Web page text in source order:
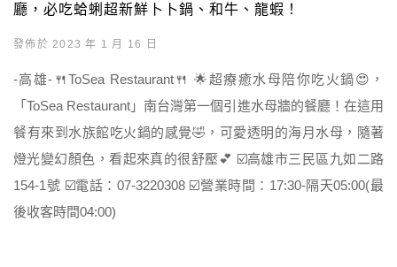
廳，必吃蛤蜊超新鮮卜卜鍋、和牛、龍蝦！
發佈於 2023 年 1 月 16 日
-高雄-🍴ToSea Restaurant🍴 🌟超療癒水母陪你吃火鍋😍，
「ToSea Restaurant」南台灣第一個引進水母牆的餐廳！在這用
餐有來到水族館吃火鍋的感覺🤣，可愛透明的海月水母，隨著
燈光變幻顏色，看起來真的很舒壓💕 ☑️高雄市三民區九如二路
154-1號 ☑️電話：07-3220308 ☑️營業時間：17:30-隔天05:00(最
後收客時間04:00)